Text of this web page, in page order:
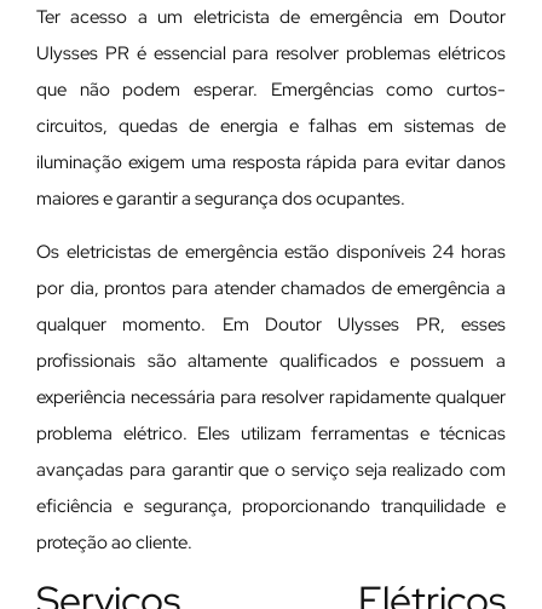
Ter acesso a um eletricista de emergência em Doutor
Ulysses PR é essencial para resolver problemas elétricos
que não podem esperar. Emergências como curtos-
circuitos, quedas de energia e falhas em sistemas de
iluminação exigem uma resposta rápida para evitar danos
maiores e garantir a segurança dos ocupantes.
Os eletricistas de emergência estão disponíveis 24 horas
por dia, prontos para atender chamados de emergência a
qualquer momento. Em Doutor Ulysses PR, esses
profissionais são altamente qualificados e possuem a
experiência necessária para resolver rapidamente qualquer
problema elétrico. Eles utilizam ferramentas e técnicas
avançadas para garantir que o serviço seja realizado com
eficiência e segurança, proporcionando tranquilidade e
proteção ao cliente.